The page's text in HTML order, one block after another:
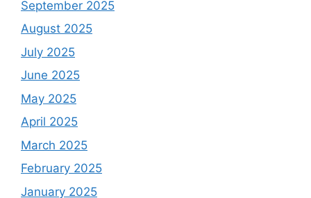
September 2025
August 2025
July 2025
June 2025
May 2025
April 2025
March 2025
February 2025
January 2025